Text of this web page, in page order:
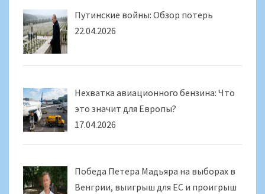
Путинские войны: Обзор потерь
22.04.2026
Нехватка авиационного бензина: Что
это значит для Европы?
17.04.2026
Победа Петера Мадьяра на выборах в
Венгрии, выигрыш для ЕС и проигрыш